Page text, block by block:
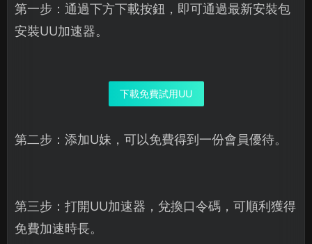
第一步：通過下方下載按鈕，即可通過最新安裝包
安裝UU加速器。
下載免費試用UU
第二步：添加U妹，可以免費得到一份會員優待。
第三步：打開UU加速器，兌換口令碼，可順利獲得
免費加速時長。